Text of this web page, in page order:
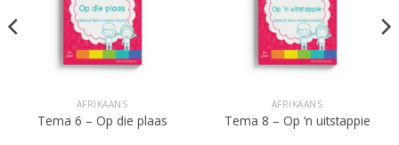
AFRIKAANS
Tema 6 – Op die plaas
AFRIKAANS
Tema 8 – Op ‘n uitstappie